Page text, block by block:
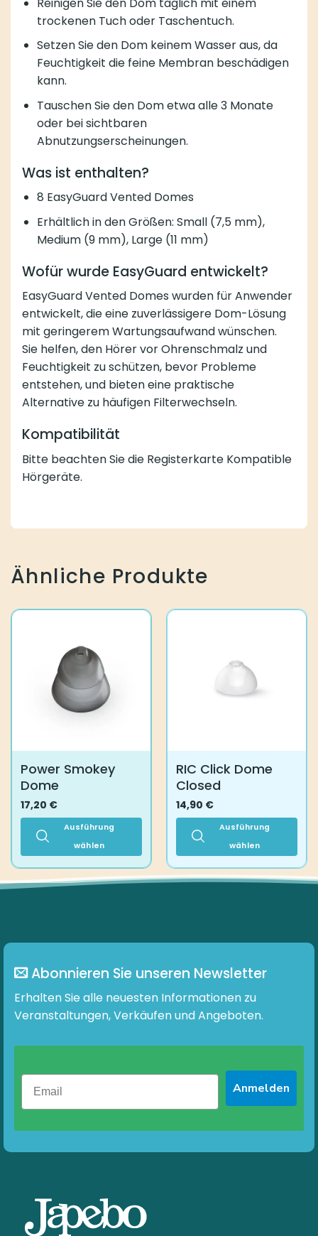
trockenen Tuch oder Taschentuch.
Setzen Sie den Dom keinem Wasser aus, da
Feuchtigkeit die feine Membran beschädigen
kann.
Tauschen Sie den Dom etwa alle 3 Monate
oder bei sichtbaren
Abnutzungserscheinungen.
Was ist enthalten?
8 EasyGuard Vented Domes
Erhältlich in den Größen: Small (7,5 mm),
Medium (9 mm), Large (11 mm)
Wofür wurde EasyGuard entwickelt?
EasyGuard Vented Domes wurden für Anwender
entwickelt, die eine zuverlässigere Dom-Lösung
mit geringerem Wartungsaufwand wünschen.
Sie helfen, den Hörer vor Ohrenschmalz und
Feuchtigkeit zu schützen, bevor Probleme
entstehen, und bieten eine praktische
Alternative zu häufigen Filterwechseln.
Kompatibilität
Bitte beachten Sie die Registerkarte Kompatible
Hörgeräte.
Ähnliche Produkte
Power Smokey
Dome
17,20 €
Ausführung
wählen
Produkt
Optionen
auf
der
gewählt
RIC Click Dome
Closed
14,90 €
Ausführung
wählen
Produkt
Optionen
auf
der
gewählt
Abonnieren Sie unseren Newsletter
Erhalten Sie alle neuesten Informationen zu
Veranstaltungen, Verkäufen und Angeboten.
Anmelden